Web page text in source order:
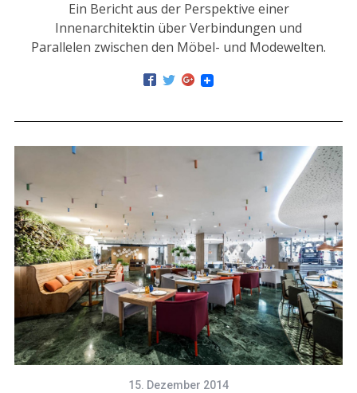
Ein Bericht aus der Perspektive einer
Innenarchitektin über Verbindungen und
Parallelen zwischen den Möbel- und Modewelten.
15. Dezember 2014